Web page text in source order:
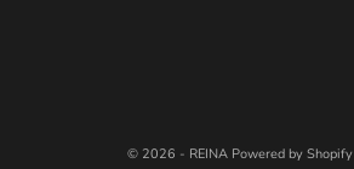
© 2026 - REINA Powered by Shopify